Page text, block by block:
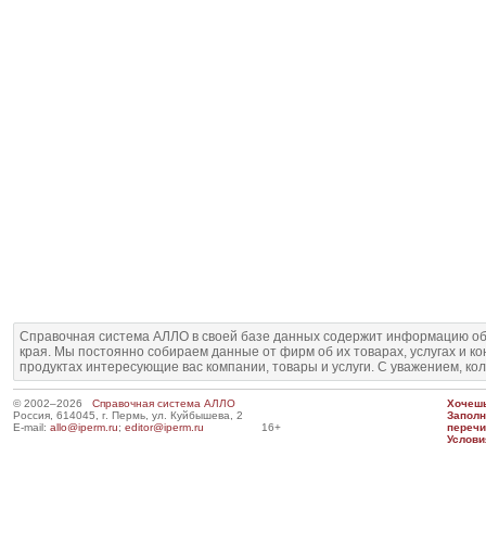
Справочная система АЛЛО в своей базе данных содержит информацию
края. Мы постоянно собираем данные от фирм об их товарах, услугах и
продуктах интересующие вас компании, товары и услуги. С уважением,
© 2002–2026 Справочная система АЛЛО
Россия, 614045, г. Пермь, ул. Куйбышева, 2
E-mail: allo@iperm.ru; editor@iperm.ru 16+